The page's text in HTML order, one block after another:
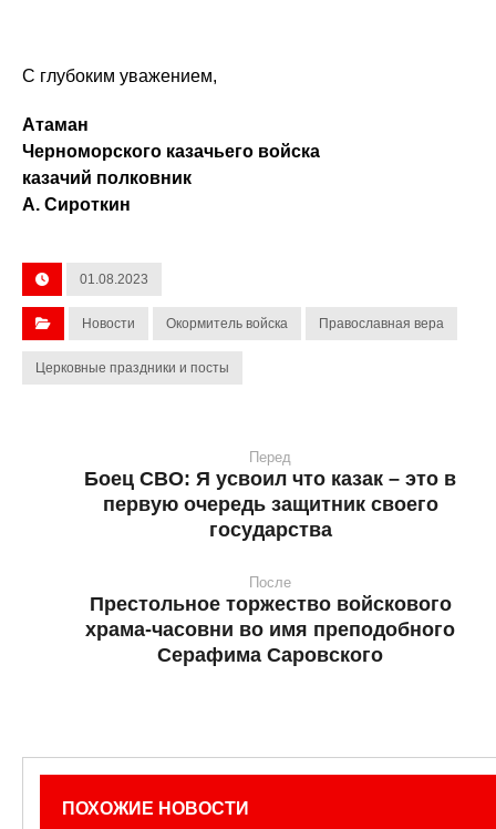
С глубоким уважением,
Атаман
Черноморского казачьего войска
казачий полковник
А. Сироткин
01.08.2023
Новости Окормитель войска Православная вера
Церковные праздники и посты
Перед
Боец СВО: Я усвоил что казак – это в
первую очередь защитник своего
государства
После
Престольное торжество войскового
храма-часовни во имя преподобного
Серафима Саровского
ПОХОЖИЕ НОВОСТИ